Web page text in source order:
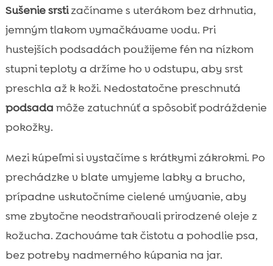
Sušenie srstizačíname s uterákom bez drhnutia,
jemným tlakom vymačkávame vodu. Pri
hustejších podsadách použijeme fén na nízkom
stupni teploty a držíme ho v odstupu, aby srst
preschla až k koži. Nedostatočne preschnutá
podsada môže zatuchnúť a spôsobiť podráždenie
pokožky.
Mezi kúpeľmi si vystačíme s krátkymi zákrokmi. Po
prechádzke v blate umyjeme labky a brucho,
prípadne uskutočníme cielené umývanie, aby
sme zbytočne neodstraňovali prirodzené oleje z
kožucha. Zachováme tak čistotu a pohodlie psa,
bez potreby nadmerného kúpania na jar.